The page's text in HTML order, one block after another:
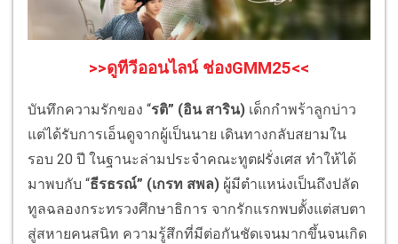
>>ดูทีวีออนไลน์ ช่องGMM25<<
บันทึกความรักของ “รติ” (อิน สาริน) เด็กกำพร้าลูกบ่าว
แต่ได้รับการเอ็นดูจากผู้เป็นนาย เดินทางกลับสยามใน
รอบ 20 ปี ในฐานะล่ามประจำคณะทูตฝรั่งเศส ทำให้ได้
มาพบกับ “ธีรธรณ์” (เกรท สพล) ผู้มีตำแหน่งเป็นถึงปลัด
ทูลฉลองกระทรวงศึกษาธิการ จากรักแรกพบตั้งแต่สบตา
สู่สหายคนสนิท ความรู้สึกที่มีต่อกันชัดเจนมากขึ้นจนเกิด